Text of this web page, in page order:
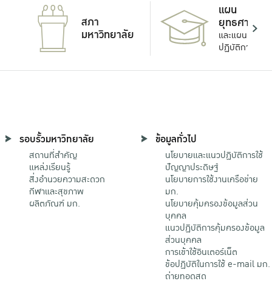
สภา
มหาวิทยาลัย
แผน
ยุทธศาสตร์
และแผน
ปฏิบัติการ
รอบรั้วมหาวิทยาลัย
สถานที่สำคัญ
แหล่งเรียนรู้
สิ่งอำนวยความสะดวก
กีฬาและสุขภาพ
ผลิตภัณฑ์ มก.
ข้อมูลทั่วไป
นโยบายและแนวปฏิบัติการใช้
ปัญญาประดิษฐ์
นโยบายการใช้งานเครือข่าย
มก.
นโยบายคุ้มครองข้อมูลส่วน
บุคคล
แนวปฏิบัติการคุ้มครองข้อมูล
ส่วนบุคคล
การเข้าใช้อินเตอร์เน็ต
ข้อปฏิบัติในการใช้ e-mail มก.
ถ่ายทอดสด